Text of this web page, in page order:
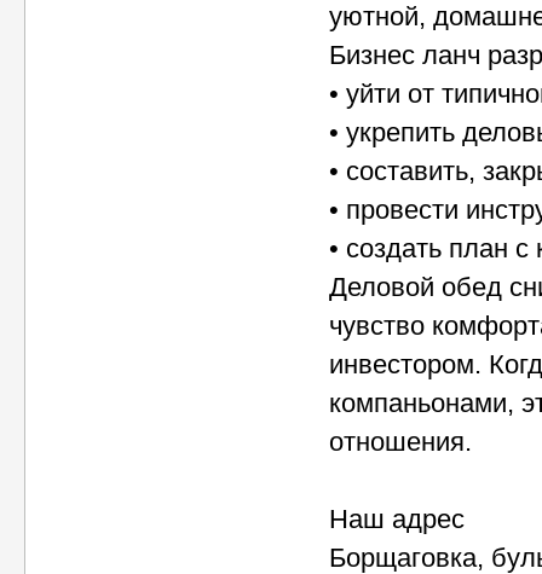
уютной,
Бизнес ланч
• уйти от
• укрепить
• составить,
• провести
• создать план с
Деловой обед
чувство
инвестором.
компаньонами,
отношения.
Наш адрес
Борщаговка,